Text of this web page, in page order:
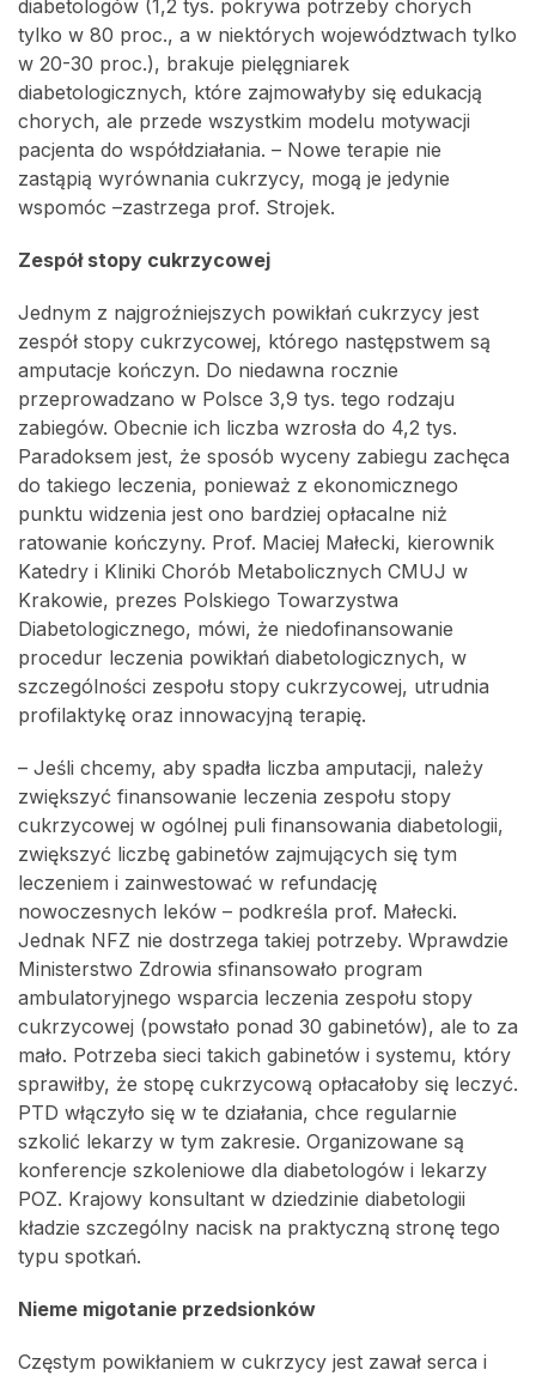
diabetologów (1,2 tys. pokrywa potrzeby chorych
tylko w 80 proc., a w niektórych województwach tylko
w 20-30 proc.), brakuje pielęgniarek
diabetologicznych, które zajmowałyby się edukacją
chorych, ale przede wszystkim modelu motywacji
pacjenta do współdziałania. – Nowe terapie nie
zastąpią wyrównania cukrzycy, mogą je jedynie
wspomóc –zastrzega prof. Strojek.
Zespół stopy cukrzycowej
Jednym z najgroźniejszych powikłań cukrzycy jest
zespół stopy cukrzycowej, którego następstwem są
amputacje kończyn. Do niedawna rocznie
przeprowadzano w Polsce 3,9 tys. tego rodzaju
zabiegów. Obecnie ich liczba wzrosła do 4,2 tys.
Paradoksem jest, że sposób wyceny zabiegu zachęca
do takiego leczenia, ponieważ z ekonomicznego
punktu widzenia jest ono bardziej opłacalne niż
ratowanie kończyny. Prof. Maciej Małecki, kierownik
Katedry i Kliniki Chorób Metabolicznych CMUJ w
Krakowie, prezes Polskiego Towarzystwa
Diabetologicznego, mówi, że niedofinansowanie
procedur leczenia powikłań diabetologicznych, w
szczególności zespołu stopy cukrzycowej, utrudnia
profilaktykę oraz innowacyjną terapię.
– Jeśli chcemy, aby spadła liczba amputacji, należy
zwiększyć finansowanie leczenia zespołu stopy
cukrzycowej w ogólnej puli finansowania diabetologii,
zwiększyć liczbę gabinetów zajmujących się tym
leczeniem i zainwestować w refundację
nowoczesnych leków – podkreśla prof. Małecki.
Jednak NFZ nie dostrzega takiej potrzeby. Wprawdzie
Ministerstwo Zdrowia sfinansowało program
ambulatoryjnego wsparcia leczenia zespołu stopy
cukrzycowej (powstało ponad 30 gabinetów), ale to za
mało. Potrzeba sieci takich gabinetów i systemu, który
sprawiłby, że stopę cukrzycową opłacałoby się leczyć.
PTD włączyło się w te działania, chce regularnie
szkolić lekarzy w tym zakresie. Organizowane są
konferencje szkoleniowe dla diabetologów i lekarzy
POZ. Krajowy konsultant w dziedzinie diabetologii
kładzie szczególny nacisk na praktyczną stronę tego
typu spotkań.
Nieme migotanie przedsionków
Częstym powikłaniem w cukrzycy jest zawał serca i